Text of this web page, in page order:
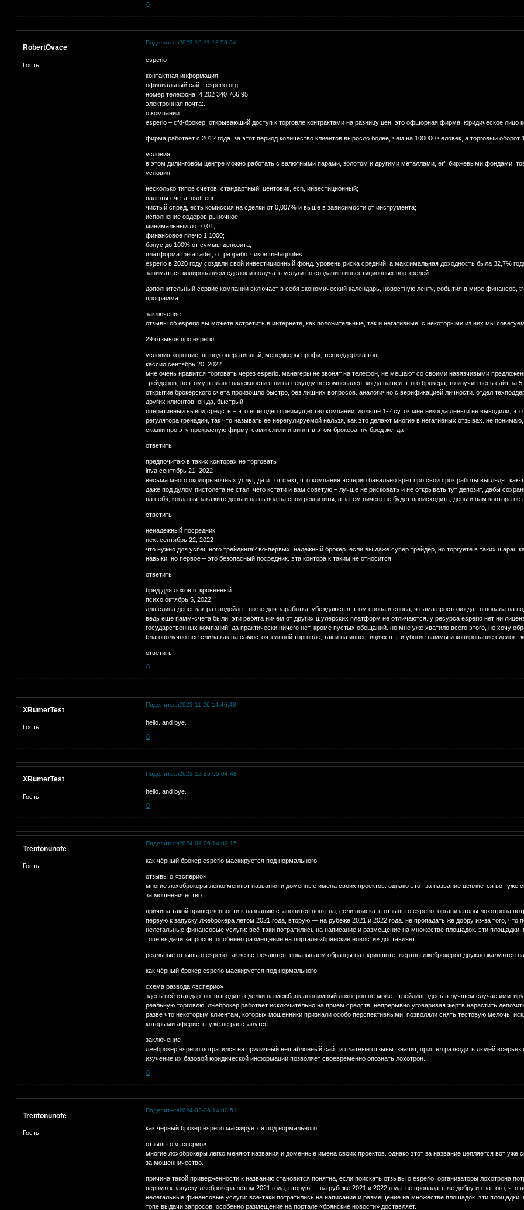
0
Поделиться2023-10-11 13:50:54
RobertOvace
Гость
esperio
контактная информация
официальный сайт: esperio.org;
номер телефона: 4 202 340 766 95;
электронная почта:.
о компании
esperio – cfd-брокер, открывающий доступ к торговле контрактами на разницу цен. это офшорная фирма, юридическое лицо
фирма работает с 2012 года. за этот период количество клиентов выросло более, чем на 100000 человек, а торговый оборот
условия
в этом дилинговом центре можно работать с валютными парами, золотом и другими металлами, etf, биржевыми фондами,
условия:
несколько типов счетов: стандартный, центовик, ecn, инвестиционный;
валюты счета: usd, eur;
чистый спред, есть комиссия на сделки от 0,007% и выше в зависимости от инструмента;
исполнение ордеров рыночное;
минимальный лот 0,01;
финансовое плечо 1:1000;
бонус до 100% от суммы депозита;
платформа metatrader, от разработчиков metaquotes.
esperio в 2020 году создали свой инвестиционный фонд. уровень риска средний, а максимальная доходность была 32,7%
заниматься копированием сделок и получать услуги по созданию инвестиционных портфелей.
дополнительный сервис компании включает в себя экономический календарь, новостную ленту, события в мире
программа.
заключение
отзывы об esperio вы можете встретить в интернете, как положительные, так и негативные. с некоторыми из них мы
29 отзывов про esperio
условия хорошие, вывод оперативный, менеджеры профи, техподдержка топ
касcио сентябрь 20, 2022
мне очень нравится торговать через esperio. манагеры не звонят на телефон, не мешают со своими навязчивыми
трейдеров, поэтому в плане надежности я ни на секунду не сомневался. когда нашел этого брокера, то изучив весь сайт за 5
открытие брокерского счета произошло быстро, без лишних вопросов. аналогично с верификацией личности. отдел
других клиентов, он да, быстрый.
оперативный вывод средств – это еще одно преимущество компании. дольше 1-2 суток мне никогда деньги не выводили,
регулятора гренадин, так что называть ее нерегулируемой нельзя, как это делают многие в негативных отзывах. не
сказки про эту прекрасную фирму. сами слили и винят в этом брокера. ну бред же, да
ответить
предпочитаю в таких конторах не торговать
inva сентябрь 21, 2022
весьма много околорыночных услуг, да и тот факт, что компания эсперио банально врет про свой срок работы выглядят
даже под дулом пистолета не стал, чего кстати и вам советую – лучше не рисковать и не открывать тут депозит, дабы
на себя, когда вы закажите деньги на вывод на свои реквизиты, а затем ничего не будет происходить, деньги вам контора не
ответить
ненадежный посредник
next сентябрь 22, 2022
что нужно для успешного трейдинга? во-первых, надежный брокер. если вы даже супер трейдер, но торгуете в таких
навыки. но первое – это безопасный посредник. эта контора к таким не относится.
ответить
бред для лохов откровенный
психо октябрь 5, 2022
для слива денег как раз подойдет, но не для заработка. убеждаюсь в этом снова и снова, я сама просто когда-то попала
ведь еще памм-счета были. эти ребята ничем от других шулерских платформ не отличаются. у ресурса esperio нет ни
государственных компаний, да практически ничего нет, кроме пустых обещаний. но мне уже хватило всего этого, не хочу
благополучно все слила как на самостоятельной торговле, так и на инвестициях в эти убогие паммы и копирование сделок.
ответить
0
Поделиться2023-11-26 14:46:48
XRumerTest
Гость
hello. and bye.
0
Поделиться2023-12-25 05:04:48
XRumerTest
Гость
hello. and bye.
0
Поделиться2024-03-06 14:02:15
Trentonunofe
Гость
как чёрный брокер esperio маскируется под нормального
отзывы о «эсперио»
многие лохоброкеры легко меняют названия и доменные имена своих проектов. однако этот за название цепляется вот уже
за мошенничество.
причина такой приверженности к названию становится понятна, если поискать отзывы о esperio. организаторы лохотрона
первую к запуску лжеброкера летом 2021 года, вторую — на рубеже 2021 и 2022 года. не пропадать же добру из-за того, что
нелегальные финансовые услуги: всё-таки потратились на написание и размещение на множестве площадок. эти
топе выдачи запросов. особенно размещение на портале «брянские новости» доставляет.
реальные отзывы о esperio также встречаются: показываем образцы на скриншоте. жертвы лжеброкеров дружно жалуются
как чёрный брокер esperio маскируется под нормального
схема развода «эсперио»
здесь всё стандартно. выводить сделки на межбанк анонимный лохотрон не может. трейдинг здесь в лучшем случае
реальную торговлю. лжеброкер работает исключительно на приём средств, непрерывно уговаривая жертв нарастить
разве что некоторым клиентам, которых мошенники признали особо перспективными, позволяли снять тестовую мелочь.
которыми аферисты уже не расстанутся.
заключение
лжеброкер esperio потратился на приличный нешаблонный сайт и платные отзывы. значит, пришёл разводить людей
изучение их базовой юридической информации позволяет своевременно опознать лохотрон.
0
Поделиться2024-03-06 14:02:51
Trentonunofe
Гость
как чёрный брокер esperio маскируется под нормального
отзывы о «эсперио»
многие лохоброкеры легко меняют названия и доменные имена своих проектов. однако этот за название цепляется вот уже
за мошенничество.
причина такой приверженности к названию становится понятна, если поискать отзывы о esperio. организаторы лохотрона
первую к запуску лжеброкера летом 2021 года, вторую — на рубеже 2021 и 2022 года. не пропадать же добру из-за того, что
нелегальные финансовые услуги: всё-таки потратились на написание и размещение на множестве площадок. эти
топе выдачи запросов. особенно размещение на портале «брянские новости» доставляет.